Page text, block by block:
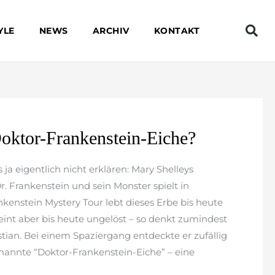
NEWS ARCHIV KONTAKT
Frankenstein-Eiche?
eigentlich nicht erklären: Mary Shelleys
Frankenstein und sein Monster spielt in
Mystery Tour lebt dieses Erbe bis heute
aber bis heute ungelöst – so denkt zumindest
Bei einem Spaziergang entdeckte er zufällig
“Doktor-Frankenstein-Eiche” – eine